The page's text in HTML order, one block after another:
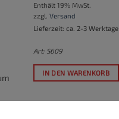
Enthält 19% MwSt.
zzgl. Versand
Lieferzeit: ca. 2-3 Werktage
Art: S609
IN DEN WARENKORB